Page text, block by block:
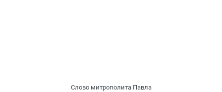
Слово митрополита Павла